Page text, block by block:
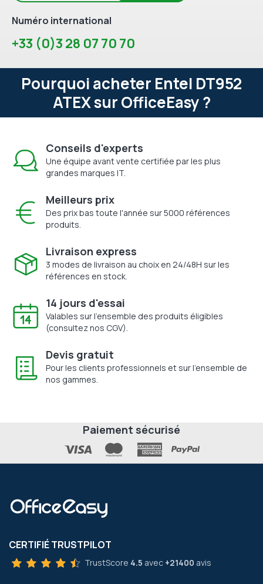
Numéro international
+33 (0)3 28 07 70 70
Pourquoi acheter Entel DT952
ATEX sur OfficeEasy ?
Conseils d'experts
Une équipe avant vente certifiée par les plus
grandes marques IT.
Meilleurs prix
Des prix bas toute l'année sur 5000 références
produits.
Livraison express
3 modes de livraison au choix en 24/48H sur les
références en stock.
14 jours d'essai
Valables sur l'ensemble des produits éligibles
(consultez nos CGV).
Devis gratuit
Pour les clients professionnels et sur l'ensemble de
nos gammes.
Paiement sécurisé
CERTIFIÉ TRUSTPILOT
TrustScore 4.5 avec +21400 avis